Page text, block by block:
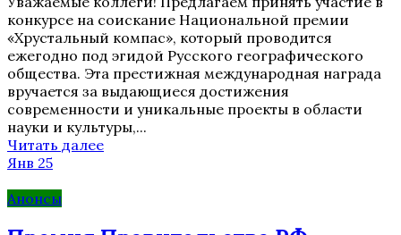
конкурсе на соискание Национальной премии
«Хрустальный компас», который проводится
ежегодно под эгидой Русского географического
общества. Эта престижная международная награда
вручается за выдающиеся достижения
современности и уникальные проекты в области
науки и культуры,...
Читать далее
Янв 25
Анонсы